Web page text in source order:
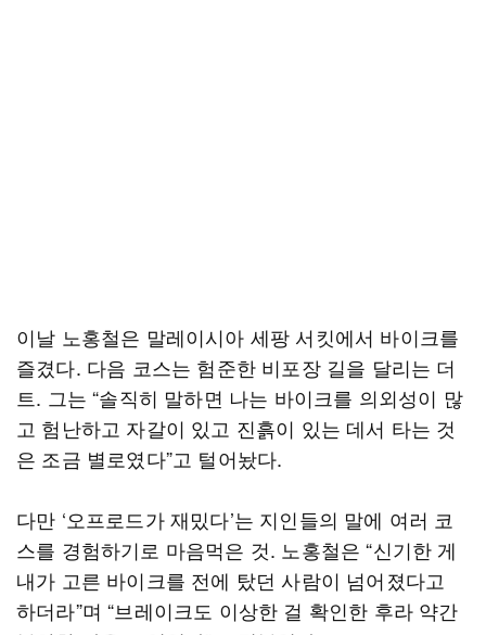
이날 노홍철은 말레이시아 세팡 서킷에서 바이크를
즐겼다. 다음 코스는 험준한 비포장 길을 달리는 더
트. 그는 “솔직히 말하면 나는 바이크를 의외성이 많
고 험난하고 자갈이 있고 진흙이 있는 데서 타는 것
은 조금 별로였다”고 털어놨다.
다만 ‘오프로드가 재밌다’는 지인들의 말에 여러 코
스를 경험하기로 마음먹은 것. 노홍철은 “신기한 게
내가 고른 바이크를 전에 탔던 사람이 넘어졌다고
하더라”며 “브레이크도 이상한 걸 확인한 후라 약간